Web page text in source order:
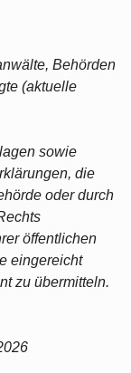
Behörden
(aktuelle
sowie
die
oder durch
öffentlichen
eingereicht
zu übermitteln.